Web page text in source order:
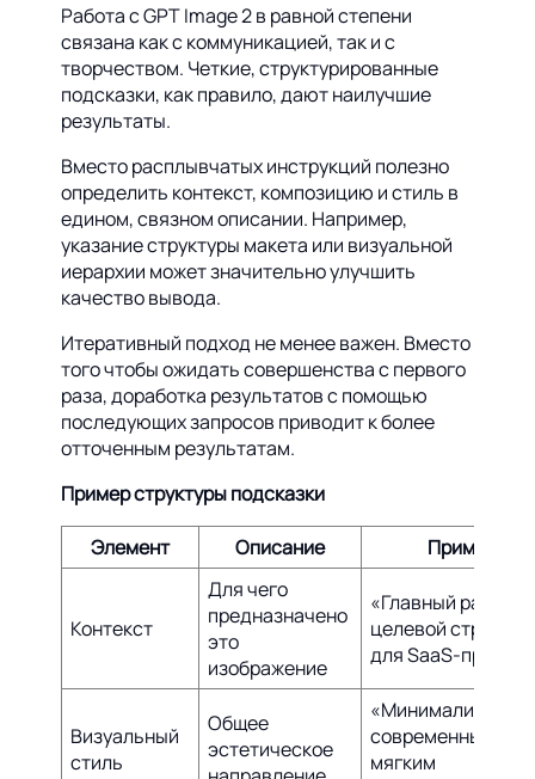
Работа с GPT Image 2 в равной степени
связана как с коммуникацией, так и с
творчеством. Четкие, структурированные
подсказки, как правило, дают наилучшие
результаты.
Вместо расплывчатых инструкций полезно
определить контекст, композицию и стиль в
едином, связном описании. Например,
указание структуры макета или визуальной
иерархии может значительно улучшить
качество вывода.
Итеративный подход не менее важен. Вместо
того чтобы ожидать совершенства с первого
раза, доработка результатов с помощью
последующих запросов приводит к более
отточенным результатам.
Пример структуры подсказки
Элемент Описание Пример
Контекст
Для чего
предназначено
это
изображение
«Главный раздел
целевой
для SaaS-
Визуальный
стиль
Общее
эстетическое
современный фон
мягким